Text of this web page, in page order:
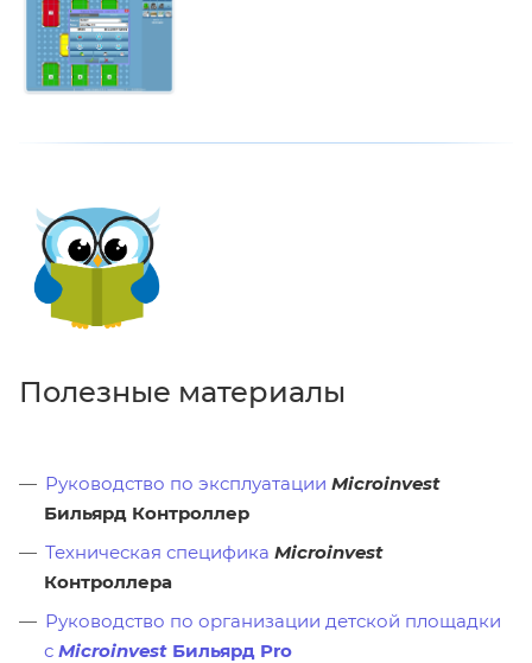
Полезные материалы
Руководство по эксплуатации Microinvest
Бильярд Контроллер
Техническая специфика Microinvest
Контроллера
Руководство по организации детской площадки
с Microinvest Бильярд Pro